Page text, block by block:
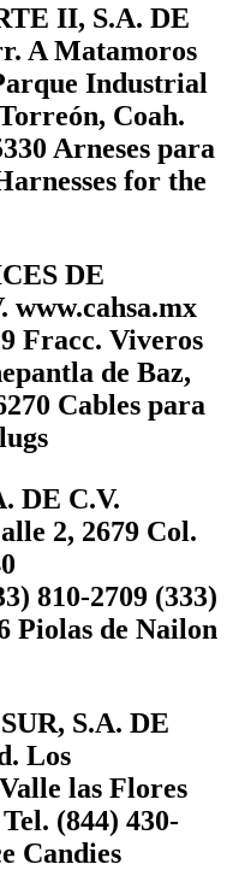
II, S.A. DE
A Matamoros
Industrial
Coah.
Arneses para
for the
DE
Fracc. Viveros
de Baz,
Cables para
DE C.V.
2, 2679 Col.
810-2709 (333)
Piolas de Nailon
S.A. DE
Los
las Flores
(844) 430-
Candies